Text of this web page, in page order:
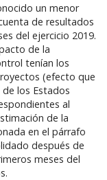
un menor
de resultados
del ejercicio 2019.
de la
tenían los
(efecto que
los Estados
al
de la
en el párrafo
después de
meses del